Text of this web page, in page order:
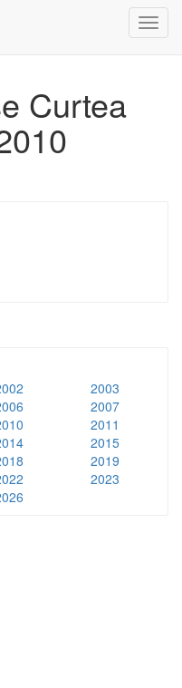
Curtea
2003
2007
2011
2015
2019
2023